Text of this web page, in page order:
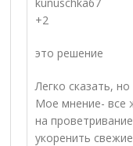
+2
это решение
Легко сказать,
Мое мнение- все
на
укоренить